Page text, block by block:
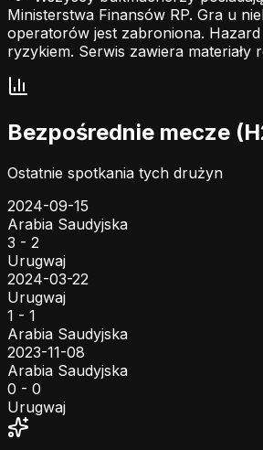
Ministerstwa Finansów RP. Gra u
operatorów jest zabroniona. Hazard
ryzykiem. Serwis zawiera materiały
Bezpośrednie mecze
Ostatnie spotkania tych drużyn
2024-09-15
Arabia Saudyjska
3 - 2
Urugwaj
2024-03-22
Urugwaj
1 - 1
Arabia Saudyjska
2023-11-08
Arabia Saudyjska
0 - 0
Urugwaj